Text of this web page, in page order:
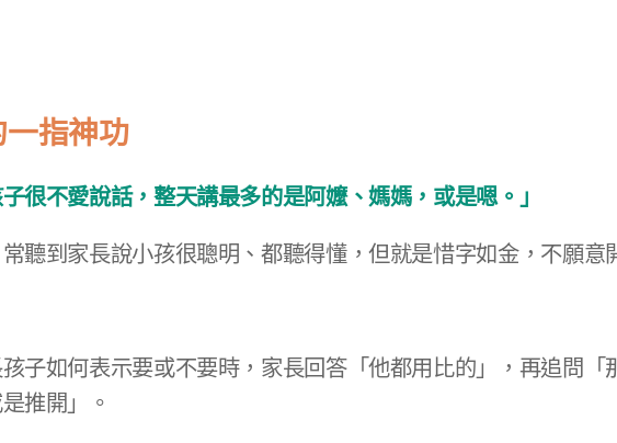
指神功
子很不愛說話，整天講最多的是阿嬤、媽媽，或是嗯。」
聽到家長說小孩很聰明、都聽得懂，但就是惜字如金，不願意
子如何表示要或不要時，家長回答「他都用比的」，再追問「
推開」。​​